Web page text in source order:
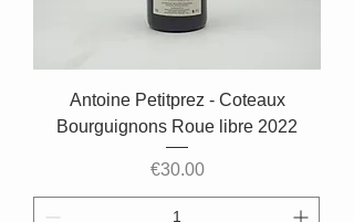
Antoine Petitprez - Coteaux
Bourguignons Roue libre 2022
Price
€30.00